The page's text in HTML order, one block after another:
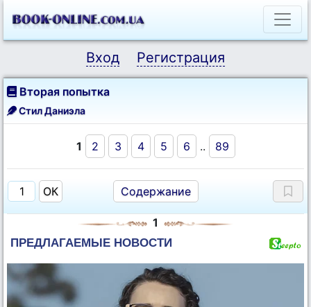
Вход Регистрация
Вторая попытка
Стил Даниэла
1 2 3 4 5 6 .. 89
Содержание
1